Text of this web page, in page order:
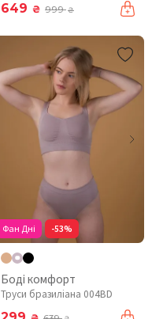
649 ₴ 999₴
Фан Дні -53%
Боді комфорт
Труси бразиліана 004BD